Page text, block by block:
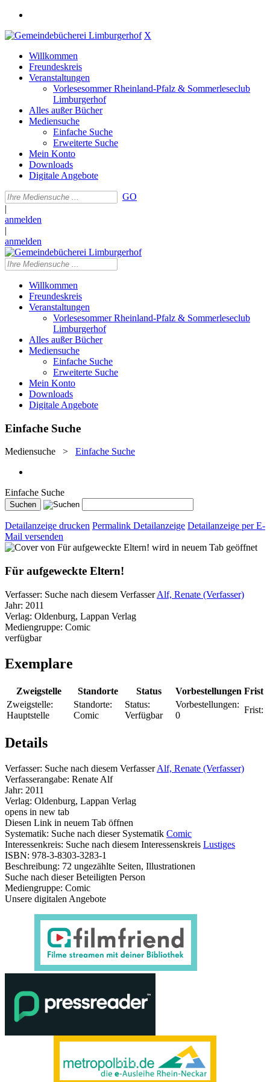
X
Willkommen
Freundeskreis
Veranstaltungen
Vorlesesommer Rheinland-Pfalz & Sommerleseclub
Limburgerhof
Alles außer Bücher
Mediensuche
Einfache Suche
Erweiterte Suche
Mein Konto
Downloads
Digitale Angebote
GO
|
anmelden
|
anmelden
Willkommen
Freundeskreis
Veranstaltungen
Vorlesesommer Rheinland-Pfalz & Sommerleseclub
Limburgerhof
Alles außer Bücher
Mediensuche
Einfache Suche
Erweiterte Suche
Mein Konto
Downloads
Digitale Angebote
Einfache Suche
Mediensuche > Einfache Suche
Einfache Suche
Detailanzeige drucken Permalink Detailanzeige Detailanzeige per E-
Mail versenden
wird in neuem Tab geöffnet
Für aufgeweckte Eltern!
Verfasser: Suche nach diesem Verfasser Alf, Renate (Verfasser)
Jahr: 2011
Verlag: Oldenburg, Lappan Verlag
Mediengruppe: Comic
verfügbar
Exemplare
Zweigstelle Standorte Status Vorbestellungen Frist
Zweigstelle:
Hauptstelle
Standorte:
Comic
Status:
Verfügbar
Vorbestellungen:
0
Frist:
Details
Verfasser: Suche nach diesem Verfasser Alf, Renate (Verfasser)
Verfasserangabe: Renate Alf
Jahr: 2011
Verlag: Oldenburg, Lappan Verlag
opens in new tab
Diesen Link in neuem Tab öffnen
Systematik: Suche nach dieser Systematik Comic
Interessenkreis: Suche nach diesem Interessenskreis Lustiges
ISBN: 978-3-8303-3283-1
Beschreibung: 72 ungezählte Seiten, Illustrationen
Suche nach dieser Beteiligten Person
Mediengruppe: Comic
Unsere digitalen Angebote